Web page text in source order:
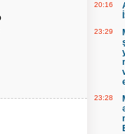
20:16
23:29
23:28